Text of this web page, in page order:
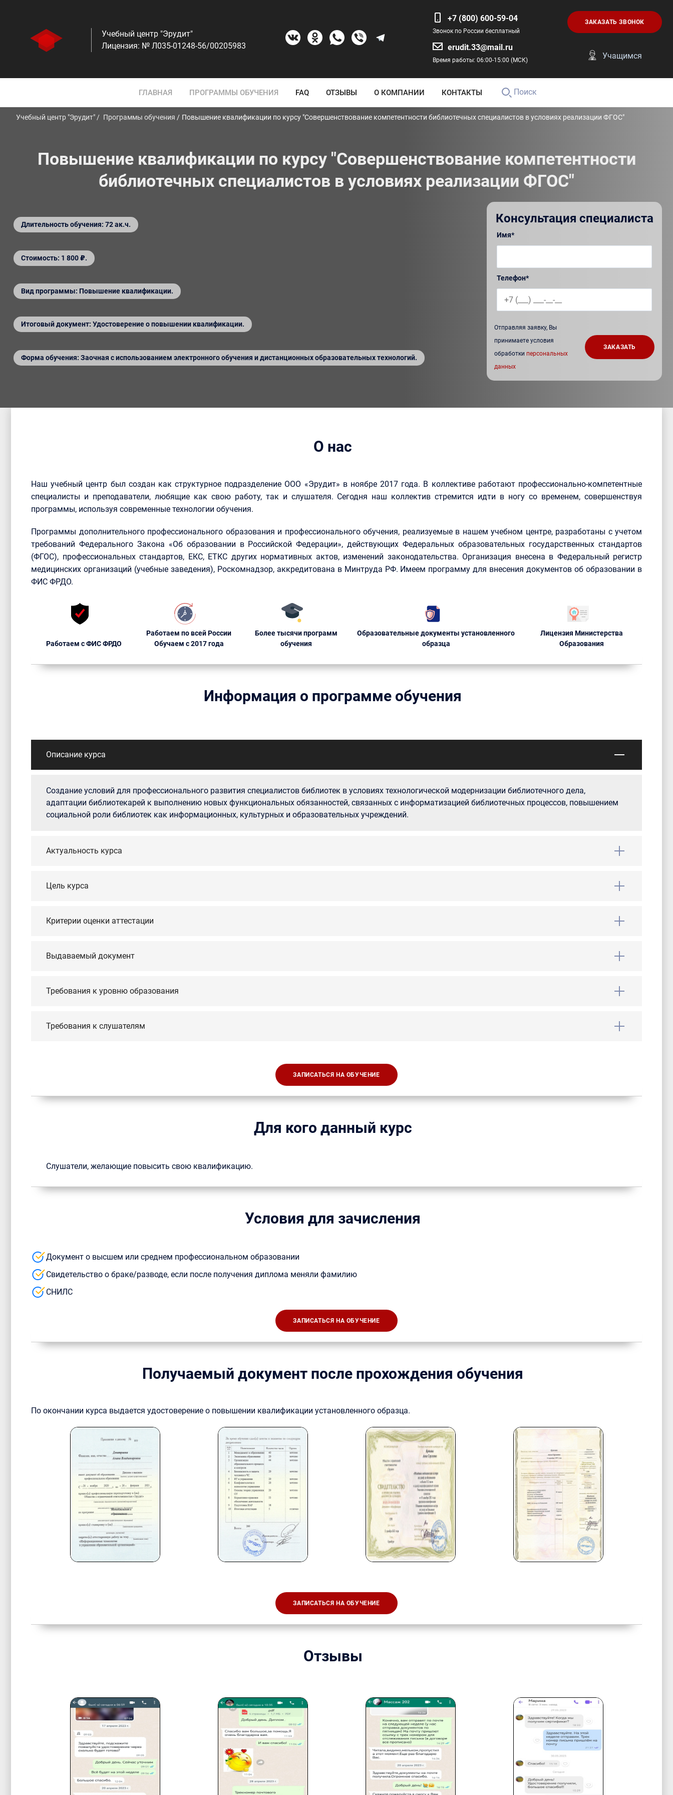
Учебный центр "Эрудит"
Лицензия: № Л035-01248-56/00205983
+7 (800) 600-59-04
Звонок по России бесплатный
erudit.33@mail.ru
Время работы: 06:00-15:00 (МСК)
ЗАКАЗАТЬ ЗВОНОК
Учащимся
ГЛАВНАЯ ПРОГРАММЫ ОБУЧЕНИЯ FAQ ОТЗЫВЫ О КОМПАНИИ КОНТАКТЫ Поиск
Учебный центр "Эрудит" Программы обучения Повышение квалификации по курсу "Совершенствование компетентности библиотечных специалистов в условиях реализации ФГОС"
Повышение квалификации по курсу "Совершенствование компетентности
библиотечных специалистов в условиях реализации ФГОС"
Длительность обучения: 72 ак.ч.
Стоимость: 1 800 ₽.
Вид программы: Повышение квалификации.
Итоговый документ: Удостоверение о повышении квалификации.
Форма обучения: Заочная с использованием электронного обучения и дистанционных образовательных технологий.
Консультация специалиста
Имя*
Телефон*
Отправляя заявку, Вы
принимаете условия
обработки персональных
данных
О нас
Наш учебный центр был создан как структурное подразделение ООО «Эрудит» в ноябре 2017 года. В коллективе работают профессионально-компетентные
специалисты и преподаватели, любящие как свою работу, так и слушателя. Сегодня наш коллектив стремится идти в ногу со временем, совершенствуя
программы, используя современные технологии обучения.
Программы дополнительного профессионального образования и профессионального обучения, реализуемые в нашем учебном центре, разработаны с учетом
требований Федерального Закона «Об образовании в Российской Федерации», действующих Федеральных образовательных государственных стандартов
(ФГОС), профессиональных стандартов, ЕКС, ЕТКС других нормативных актов, изменений законодательства. Организация внесена в Федеральный регистр
медицинских организаций (учебные заведения), Роскомнадзор, аккредитована в Минтруда РФ. Имеем программу для внесения документов об образовании в
ФИС ФРДО.
Работаем с ФИС ФРДО
Работаем по всей России
Обучаем с 2017 года
Более тысячи программ
обучения
Образовательные документы установленного
образца
Лицензия Министерства
Образования
Информация о программе обучения
Описание курса
Создание условий для профессионального развития специалистов библиотек в условиях технологической модернизации библиотечного дела,
адаптации библиотекарей к выполнению новых функциональных обязанностей, связанных с информатизацией библиотечных процессов, повышением
социальной роли библиотек как информационных, культурных и образовательных учреждений.
Актуальность курса
Цель курса
Критерии оценки аттестации
Выдаваемый документ
Требования к уровню образования
Требования к слушателям
ЗАПИСАТЬСЯ НА ОБУЧЕНИЕ
Для кого данный курс
Слушатели, желающие повысить свою квалификацию.
Условия для зачисления
Документ о высшем или среднем профессиональном образовании
Свидетельство о браке/разводе, если после получения диплома меняли фамилию
СНИЛС
ЗАПИСАТЬСЯ НА ОБУЧЕНИЕ
Получаемый документ после прохождения обучения
По окончании курса выдается удостоверение о повышении квалификации установленного образца.
ЗАПИСАТЬСЯ НА ОБУЧЕНИЕ
Отзывы